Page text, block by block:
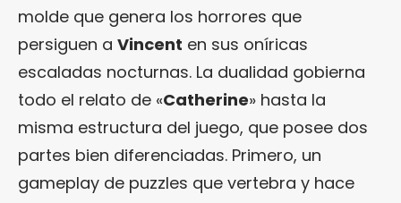
molde que genera los horrores que
persiguen a Vincent en sus oníricas
escaladas nocturnas. La dualidad gobierna
todo el relato de «Catherine» hasta la
misma estructura del juego, que posee dos
partes bien diferenciadas. Primero, un
gameplay de puzzles que vertebra y hace